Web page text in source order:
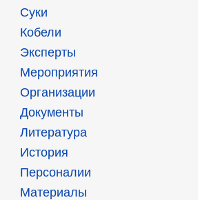
Суки
Кобели
Эксперты
Мероприятия
Организации
Документы
Литература
История
Персоналии
Материалы